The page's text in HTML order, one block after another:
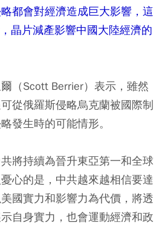
都會對經濟造成巨大影響，這
晶片減產影響中國大陸經濟的
（Scott Berrier）表示，雖然
從俄羅斯侵略烏克蘭被國際制
發生時的可能情形。
將持續為晉升東亞第一和全球
心的是，中共越來越相信要達
國實力和影響力為代價，將透
自身實力，也會運動經濟和政